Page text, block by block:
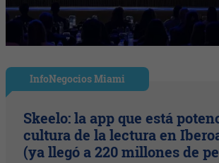
InfoNegocios Miami
Skeelo: la app que está
cultura de la lectura en
(ya llegó a 220 millones de